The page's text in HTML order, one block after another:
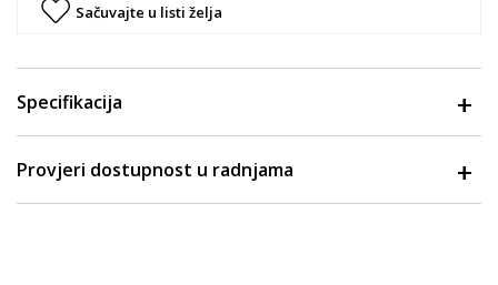
Sačuvajte u listi želja
Specifikacija
Provjeri dostupnost u radnjama